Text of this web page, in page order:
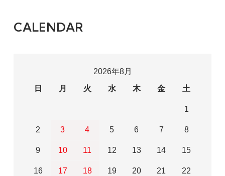
CALENDAR
2026年8月
日
月 火 水 木 金 土
1
2 3 4 5 6 7 8
9 10 11 12 13 14 15
16 17 18 19 20 21 22